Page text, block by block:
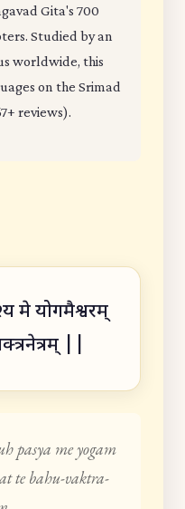
Gita's 700
Studied by an
worldwide, this
on the Srimad
reviews).
मे योगमैश्वरम्
||
pasya me yogam
te bahu-vaktra-